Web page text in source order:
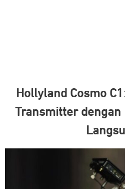
Hollyland Cosmo
Transmitter